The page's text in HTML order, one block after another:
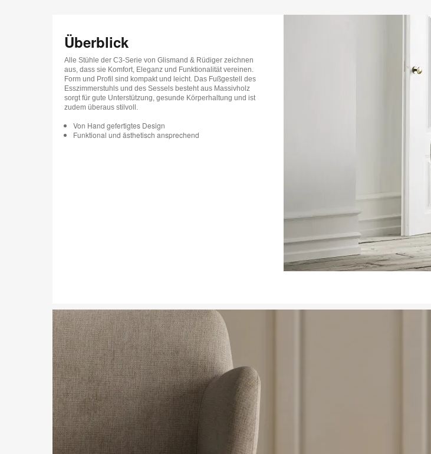
Überblick
Alle Stühle der C3-Serie von Glismand & Rüdiger zeichnen
aus, dass sie Komfort, Eleganz und Funktionalität vereinen.
Form und Profil sind kompakt und leicht. Das Fußgestell des
Esszimmerstuhls und des Sessels besteht aus Massivholz
sorgt für gute Unterstützung, gesunde Körperhaltung und ist
zudem überaus stilvoll.
Von Hand gefertigtes Design
Funktional und ästhetisch ansprechend